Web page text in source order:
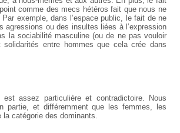
comme des mecs hétéros fait que nous ne
exemple, dans l’espace public, le fait de ne
ou des insultes liées à l’expression
la sociabilité masculine (ou de ne pas vouloir
entre hommes que cela crée dans
assez particulière et contradictoire.
Nous
partie, et différemment que les femmes, les
catégorie des dominants.